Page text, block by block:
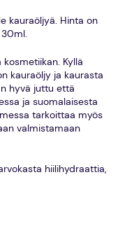
kauraöljyä. Hinta on
Kyllä
kauraöljy ja kaurasta
hyvä juttu että
ja suomalaisesta
tarkoittaa myös
valmistamaan
hiilihydraattia,